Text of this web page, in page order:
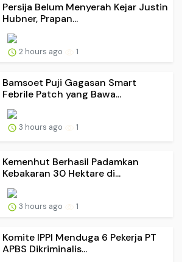
Persija Belum Menyerah Kejar Justin
Hubner, Prapan...
2 hours ago 1
Bamsoet Puji Gagasan Smart
Febrile Patch yang Bawa...
3 hours ago 1
Kemenhut Berhasil Padamkan
Kebakaran 30 Hektare di...
3 hours ago 1
Komite IPPI Menduga 6 Pekerja PT
APBS Dikriminalis...